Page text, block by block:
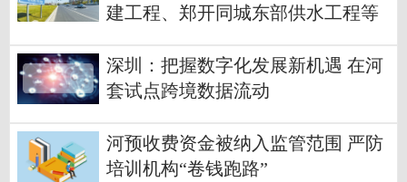
建工程、郑开同城东部供水工程等
深圳：把握数字化发展新机遇 在河
套试点跨境数据流动
河预收费资金被纳入监管范围 严防
培训机构“卷钱跑路”